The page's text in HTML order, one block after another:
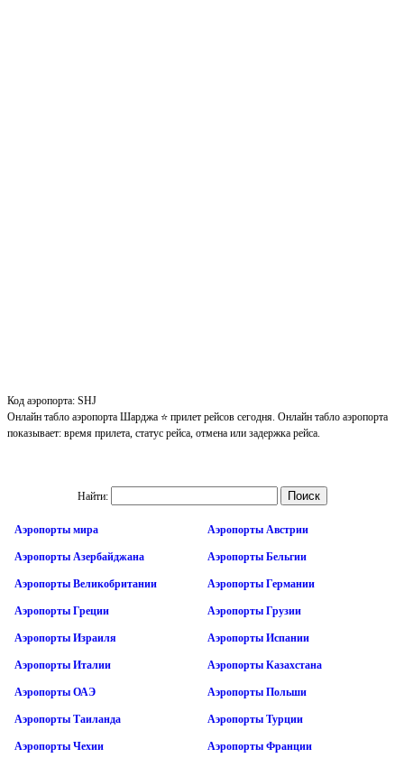
Код аэропорта: SHJ
Онлайн табло аэропорта Шарджа ⭐ прилет рейсов сегодня. Онлайн табло аэропорта
показывает: время прилета, статус рейса, отмена или задержка рейса.
Найти:
Аэропорты мира Аэропорты Австрии
Аэропорты Азербайджана Аэропорты Бельгии
Аэропорты Великобритании Аэропорты Германии
Аэропорты Греции Аэропорты Грузии
Аэропорты Израиля Аэропорты Испании
Аэропорты Италии Аэропорты Казахстана
Аэропорты ОАЭ Аэропорты Польши
Аэропорты Таиланда Аэропорты Турции
Аэропорты Чехии Аэропорты Франции